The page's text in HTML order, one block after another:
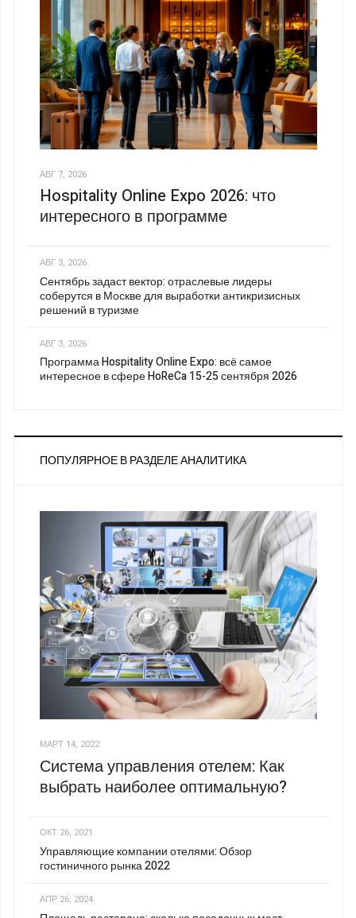
АВГ 7, 2026
Hospitality Online Expo 2026: что
интересного в программе
АВГ 3, 2026
Сентябрь задаст вектор: отраслевые лидеры
соберутся в Москве для выработки антикризисных
решений в туризме
АВГ 3, 2026
Программа Hospitality Online Expo: всё самое
интересное в сфере HoReCa 15-25 сентября 2026
ПОПУЛЯРНОЕ В РАЗДЕЛЕ АНАЛИТИКА
МАРТ 14, 2022
Система управления отелем: Как
выбрать наиболее оптимальную?
ОКТ 26, 2021
Управляющие компании отелями: Обзор
гостиничного рынка 2022
АПР 26, 2024